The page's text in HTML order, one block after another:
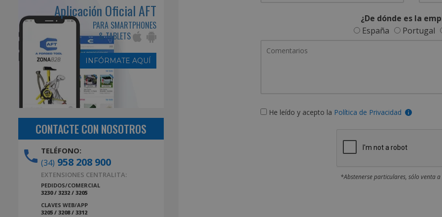
¿De dónde es la
España
Portugal
He leído y acepto la Política de Privacidad
*Abstenerse particulares, sólo venta
Aplicación Oficial AFT
PARA SMARTPHONES
& TABLETS
INFÓRMATE AQUÍ
CONTACTE CON NOSOTROS
TELÉFONO:
(34) 958 208 900
EXTENSIONES CENTRALITA:
PEDIDOS/COMERCIAL
3230 / 3232 / 3205
CLAVES WEB/APP
3205 / 3208 / 3312